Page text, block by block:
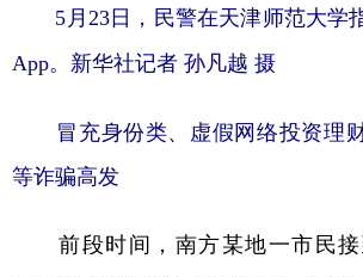
陕西 甘肃 青海
新疆 内蒙古
Русский язык 日本語
5月23日，民警在天津师范大学
App。 新华社记者 孙凡越 摄
冒充身份类、虚假网络投资理
等诈骗高发
前段时间，南方某地一市民接